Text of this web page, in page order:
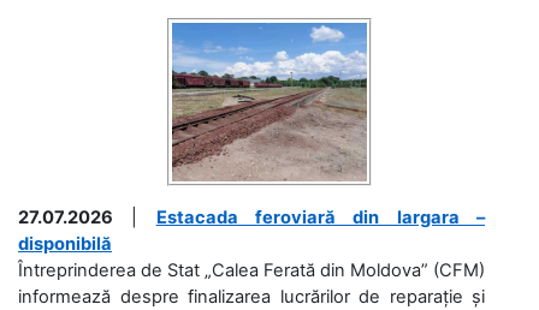
27.07.2026
Estacada feroviară din Iargara –
disponibilă
Întreprinderea de Stat „Calea Ferată din Moldova” (CFM)
informează despre finalizarea lucrărilor de reparație și